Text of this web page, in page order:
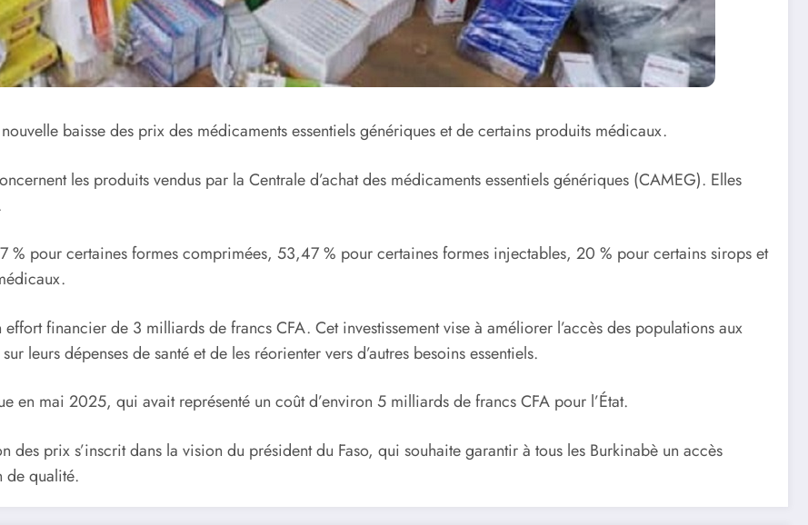
baisse des prix des médicaments essentiels génériques et de certains produits médicaux.
les produits vendus par la Centrale d’achat des médicaments essentiels génériques (CAMEG). Elles
% pour certaines formes comprimées, 53,47 % pour certaines formes injectables, 20 % pour certains sirops et
financier de 3 milliards de francs CFA. Cet investissement vise à améliorer l’accès des populations aux
leurs dépenses de santé et de les réorienter vers d’autres besoins essentiels.
en mai 2025, qui avait représenté un coût d’environ 5 milliards de francs CFA pour l’État.
prix s’inscrit dans la vision du président du Faso, qui souhaite garantir à tous les Burkinabè un accès
de qualité.